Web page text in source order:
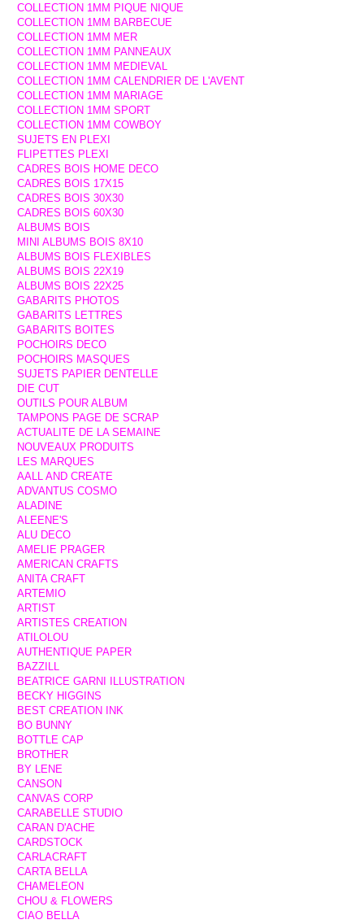
COLLECTION 1MM PIQUE NIQUE
COLLECTION 1MM BARBECUE
COLLECTION 1MM MER
COLLECTION 1MM PANNEAUX
COLLECTION 1MM MEDIEVAL
COLLECTION 1MM CALENDRIER DE L'AVENT
COLLECTION 1MM MARIAGE
COLLECTION 1MM SPORT
COLLECTION 1MM COWBOY
SUJETS EN PLEXI
FLIPETTES PLEXI
CADRES BOIS HOME DECO
CADRES BOIS 17X15
CADRES BOIS 30X30
CADRES BOIS 60X30
ALBUMS BOIS
MINI ALBUMS BOIS 8X10
ALBUMS BOIS FLEXIBLES
ALBUMS BOIS 22X19
ALBUMS BOIS 22X25
GABARITS PHOTOS
GABARITS LETTRES
GABARITS BOITES
POCHOIRS DECO
POCHOIRS MASQUES
SUJETS PAPIER DENTELLE
DIE CUT
OUTILS POUR ALBUM
TAMPONS PAGE DE SCRAP
ACTUALITE DE LA SEMAINE
NOUVEAUX PRODUITS
LES MARQUES
AALL AND CREATE
ADVANTUS COSMO
ALADINE
ALEENE'S
ALU DECO
AMELIE PRAGER
AMERICAN CRAFTS
ANITA CRAFT
ARTEMIO
ARTIST
ARTISTES CREATION
ATILOLOU
AUTHENTIQUE PAPER
BAZZILL
BEATRICE GARNI ILLUSTRATION
BECKY HIGGINS
BEST CREATION INK
BO BUNNY
BOTTLE CAP
BROTHER
BY LENE
CANSON
CANVAS CORP
CARABELLE STUDIO
CARAN D'ACHE
CARDSTOCK
CARLACRAFT
CARTA BELLA
CHAMELEON
CHOU & FLOWERS
CIAO BELLA